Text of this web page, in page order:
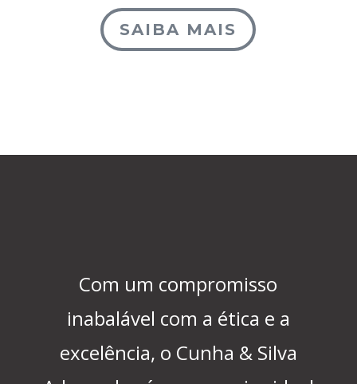
SAIBA MAIS
Com um compromisso
inabalável com a ética e a
excelência, o Cunha & Silva